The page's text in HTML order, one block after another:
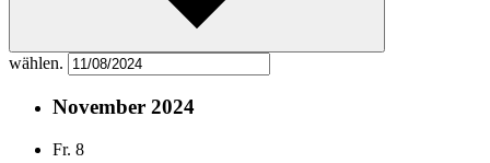
wählen.
November 2024
Fr. 8